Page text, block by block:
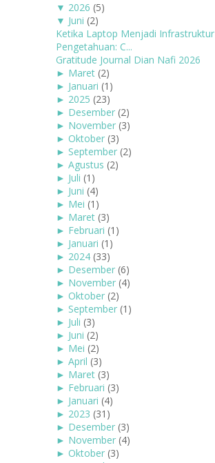
▼ 2026 (5)
▼ Juni (2)
Ketika Laptop Menjadi Infrastruktur
Pengetahuan: C...
Gratitude Journal Dian Nafi 2026
► Maret (2)
► Januari (1)
► 2025 (23)
► Desember (2)
► November (3)
► Oktober (3)
► September (2)
► Agustus (2)
► Juli (1)
► Juni (4)
► Mei (1)
► Maret (3)
► Februari (1)
► Januari (1)
► 2024 (33)
► Desember (6)
► November (4)
► Oktober (2)
► September (1)
► Juli (3)
► Juni (2)
► Mei (2)
► April (3)
► Maret (3)
► Februari (3)
► Januari (4)
► 2023 (31)
► Desember (3)
► November (4)
► Oktober (3)